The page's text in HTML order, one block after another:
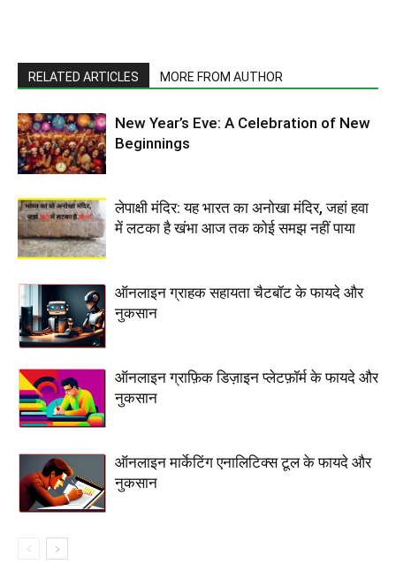
RELATED ARTICLES MORE FROM AUTHOR
New Year’s Eve: A Celebration of New
Beginnings
लेपाक्षी मंदिर: यह भारत का अनोखा मंदिर, जहां हवा
में लटका है खंभा आज तक कोई समझ नहीं पाया
ऑनलाइन ग्राहक सहायता चैटबॉट के फायदे और
नुकसान
ऑनलाइन ग्राफ़िक डिज़ाइन प्लेटफ़ॉर्म के फायदे और
नुकसान
ऑनलाइन मार्केटिंग एनालिटिक्स टूल के फायदे और
नुकसान